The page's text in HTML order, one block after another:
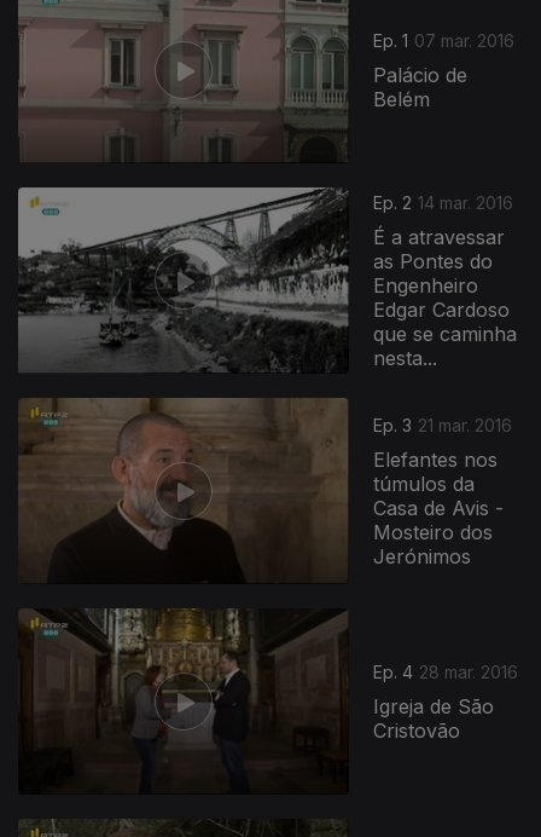
Ep. 1 07 mar. 2016
Palácio de
Belém
Ep. 2 14 mar. 2016
É a atravessar
as Pontes do
Engenheiro
Edgar Cardoso
que se caminha
nesta...
Ep. 3 21 mar. 2016
Elefantes nos
túmulos da
Casa de Avis -
Mosteiro dos
Jerónimos
Ep. 4 28 mar. 2016
Igreja de São
Cristovão